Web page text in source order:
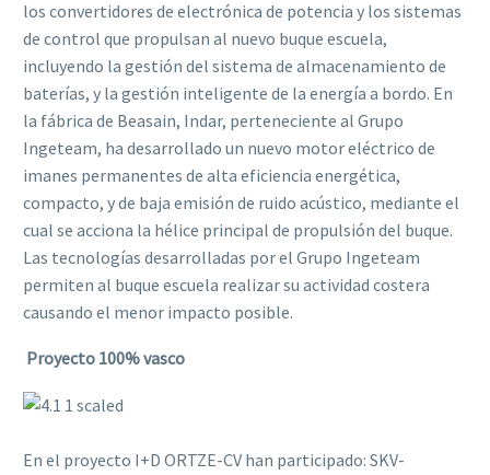
los convertidores de electrónica de potencia y los sistemas
de control que propulsan al nuevo buque escuela,
incluyendo la gestión del sistema de almacenamiento de
baterías, y la gestión inteligente de la energía a bordo. En
la fábrica de Beasain, Indar, perteneciente al Grupo
Ingeteam, ha desarrollado un nuevo motor eléctrico de
imanes permanentes de alta eficiencia energética,
compacto, y de baja emisión de ruido acústico, mediante el
cual se acciona la hélice principal de propulsión del buque.
Las tecnologías desarrolladas por el Grupo Ingeteam
permiten al buque escuela realizar su actividad costera
causando el menor impacto posible.
Proyecto 100% vasco
En el proyecto I+D ORTZE-CV han participado: SKV-